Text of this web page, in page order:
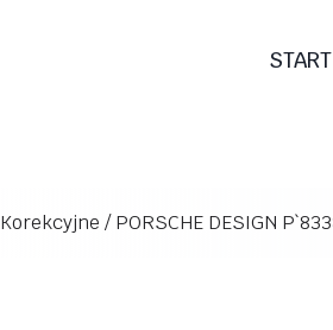
START
Korekcyjne /PORSCHE DESIGN